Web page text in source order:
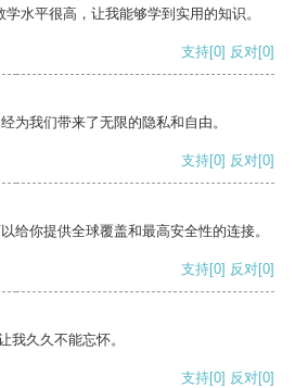
水平很高，让我能够学到实用的知识。
支持[0] 反对[0]
为我们带来了无限的隐私和自由。
支持[0] 反对[0]
给你提供全球覆盖和最高安全性的连接。
支持[0] 反对[0]
我久久不能忘怀。
支持[0] 反对[0]